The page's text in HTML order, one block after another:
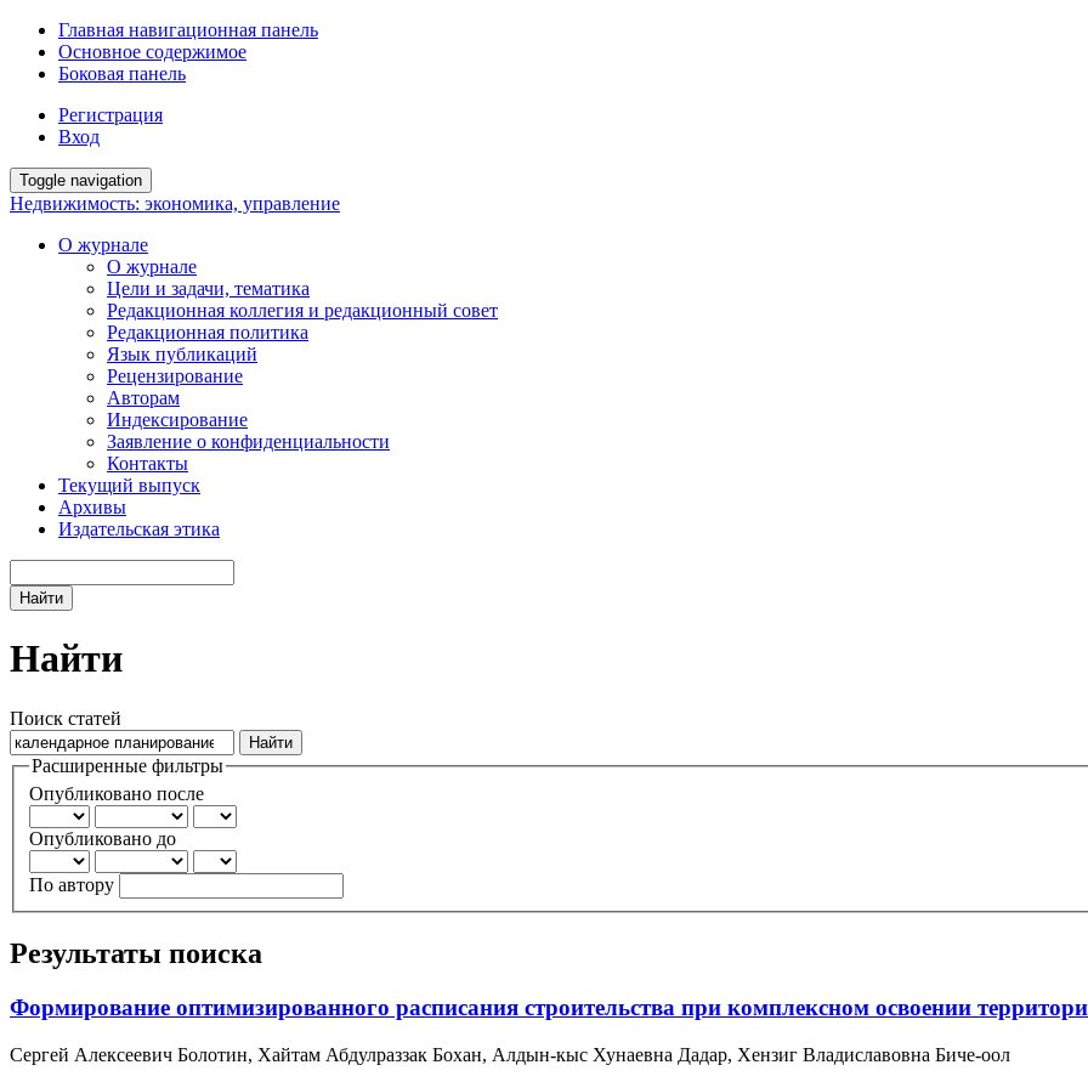
Главная навигационная панель
Основное содержимое
Боковая панель
Регистрация
Вход
Toggle navigation
Недвижимость: экономика, управление
О журнале
О журнале
Цели и задачи, тематика
Редакционная коллегия и редакционный совет
Редакционная политика
Язык публикаций
Рецензирование
Авторам
Индексирование
Заявление о конфиденциальности
Контакты
Текущий выпуск
Архивы
Издательская этика
Найти
Найти
Поиск статей
Расширенные фильтры
Опубликовано после
Опубликовано до
По автору
Результаты поиска
Формирование оптимизированного расписания строительства при комплексном освоении
Сергей Алексеевич Болотин, Хайтам Абдулраззак Бохан, Алдын-кыс Хунаевна Дадар, Хензиг Владиславовна Биче-оол